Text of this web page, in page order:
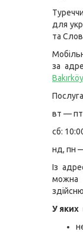
для
та
за
вт —
сб:
нд, пн
Із
можна
У яких